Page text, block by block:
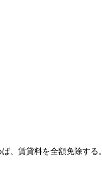
、賃貸料を全額免除す